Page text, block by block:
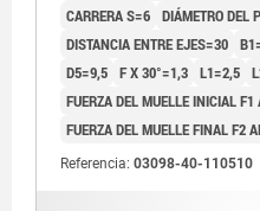
CARRERA S=6 DIÁMETRO DEL
DISTANCIA ENTRE EJES=30
D5=9,5 F X 30°=1,3 L1=2,5
FUERZA DEL MUELLE INICIAL
FUERZA DEL MUELLE FINAL F2
Referencia: 03098-40-110510